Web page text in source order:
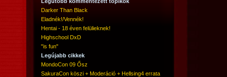
Darker Than Black
Eladnék!/Vennék!
Hentai - 18 éven felülieknek!
Highschool DxD
"is fun"
Legújabb cikkek
MondoCon 09 Ősz
SakuraCon köszi + Moderáció + Hellsing4 errata